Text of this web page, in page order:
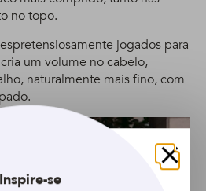
no topo.
jogados para
um volume no cabelo,
naturalmente mais fino, com
Fechar
Inspire-se